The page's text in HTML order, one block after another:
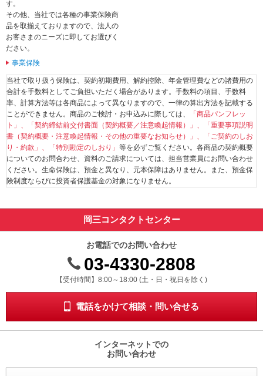
す。
その他、当社では各種の事業保険商
品を取揃えておりますので、法人の
お客さまのニーズに即してお選びく
ださい。
事業保険
当社で取り扱う保険は、契約初期費用、解約控除、年金管理費などの諸費用の
合計を手数料としてご負担いただく場合があります。手数料の項目、手数料
率、計算方法等は各商品によって異なりますので、一律の算出方法を記載する
ことができません。商品のご検討・お申込みに際しては、
「商品パンフレッ
ト」、「契約締結前交付書面（契約概要／注意喚起情報）」、「重要事項説明
書（契約概要・注意喚起情報・その他の重要なお知らせ）」、「ご契約のしお
り・約款」、「特別勘定のしおり」 等を必ずご覧ください。各商品の契約概要
についてのお問合わせ、資料のご請求については、担当営業員にお問い合わせ
ください。生命保険は、預金と異なり、元本保障はありません。また、預金保
険制度ならびに投資者保護基金の対象になりません。
岡三コンタクトセンター
お電話でのお問い合わせ
03-4330-2808
受付時間 8時から18時 ドニチシュクジツを除く
【受付時間】8:00～18:00 (土・日・祝日を除く)
電話をかけて相談・問い合せる
インターネットでの
お問い合わせ